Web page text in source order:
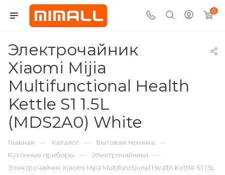
0
Электрочайник
Xiaomi Mijia
Multifunctional Health
Kettle S1 1.5L
(MDS2A0) White
Главная — Каталог — Бытовая техника —
Кухонные приборы — Электрочайники —
Электрочайник Xiaomi Mijia Multifunctional Health Kettle S1 1.5L